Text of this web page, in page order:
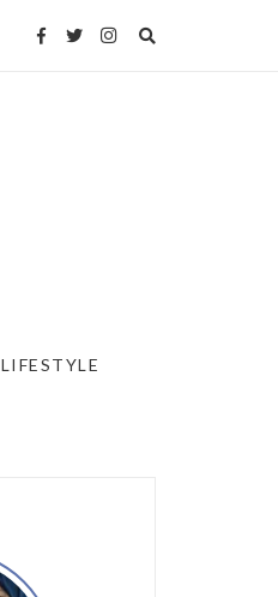
LIFESTYLE